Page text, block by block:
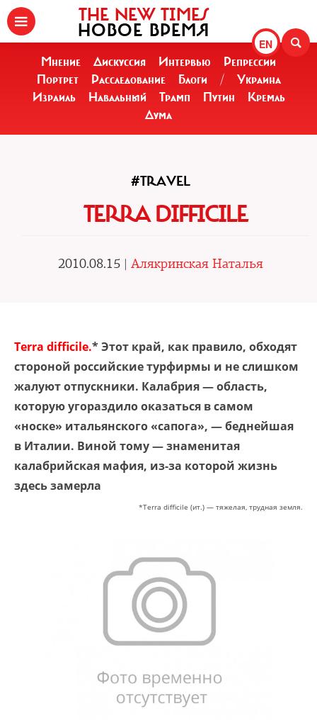
EN
THE NEW TIMES
НОВОЕ ВРЕМЯ
Мнение Дискуссия Интервью
Репрессии
Портрет
Расследование Блоги /
Украина
Израиль
Навальный Трамп Путин
Кремль
Дума
#TRAVEL
TERRA DIFFICILE
2010.08.15 | Алякринская Наталья
Terra difficile.* Этот край, как правило, обходят
стороной российские турфирмы и не слишком
жалуют отпускники. Калабрия — область,
которую угораздило оказаться в самом
«носке» итальянского «сапога», — беднейшая
в Италии. Виной тому — знаменитая
калабрийская мафия, из-за которой жизнь
здесь замерла
*Terra difficile (ит.) — тяжелая, трудная земля.